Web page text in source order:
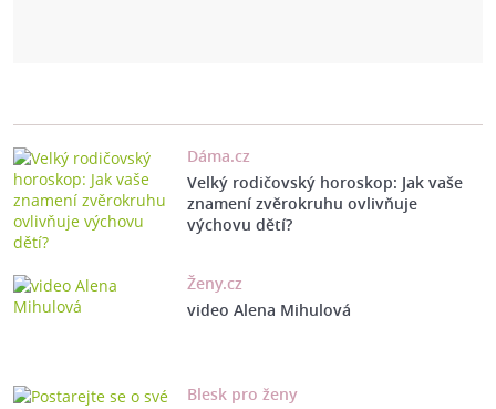
Dáma.cz
Velký rodičovský horoskop: Jak vaše
znamení zvěrokruhu ovlivňuje
výchovu dětí?
Ženy.cz
video Alena Mihulová
Blesk pro ženy